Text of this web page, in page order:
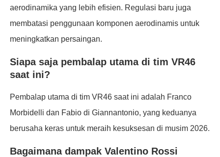
aerodinamika yang lebih efisien. Regulasi baru juga
membatasi penggunaan komponen aerodinamis untuk
meningkatkan persaingan.
Siapa saja pembalap utama di tim VR46
saat ini?
Pembalap utama di tim VR46 saat ini adalah Franco
Morbidelli dan Fabio di Giannantonio, yang keduanya
berusaha keras untuk meraih kesuksesan di musim 2026.
Bagaimana dampak Valentino Rossi